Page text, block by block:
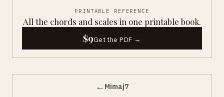
PRINTABLE REFERENCE
All the chords and scales in one printable book.
$9Get the PDF →
← Mimaj7